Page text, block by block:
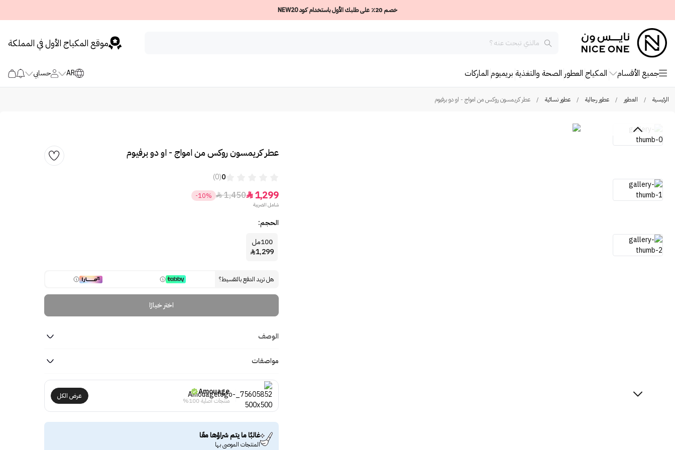
خصم 20٪ على طلبك الأول باستخدام كود NEW20
موقع المكياج الأول في المملكة
جميع الأقسام المكياج العطور الصحة والتغذية بريميوم الماركات AR حسابي
الرئيسية / العطور / عطور رجالية / عطور نسائية / عطر كريمسون روكس من امواج - او دو برفيوم
عطر كريمسون روكس من امواج - او دو برفيوم
0
(0)
1,299

1,450

-10%
شامل الضريبة
الحجم:
100مل
1,299

هل تريد الدفع بالتقسيط؟
اختر خيارًا
الوصف
مواصفات
Amouage
منتجات أصلية 100%
عرض الكل
غالبًا ما يتم شراؤها معًا
المنتجات الموصى بها